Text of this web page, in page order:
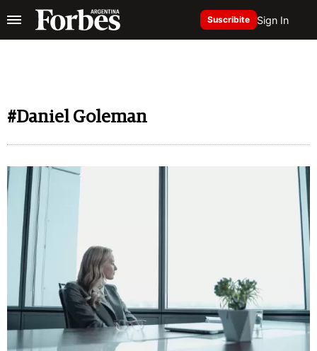
Suscribite Sign In
#Daniel Goleman